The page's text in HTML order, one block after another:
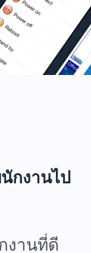
กงานไป
งานที่ดี